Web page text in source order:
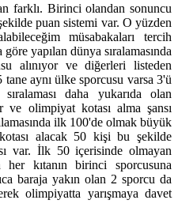
farklı. Birinci olandan sonuncu
puan sistemi var. O yüzden
müsabakaları tercih
yapılan dünya sıralamasında
alınıyor ve diğerleri listeden
aynı ülke sporcusu varsa 3'ü
daha yukarıda olan
ve olimpiyat kotası alma şansı
ilk 100'de olmak büyük
alacak 50 kişi bu şekilde
var. İlk 50 içerisinde olmayan
kıtanın birinci sporcusuna
baraja yakın olan 2 sporcu da
olimpiyatta yarışmaya davet